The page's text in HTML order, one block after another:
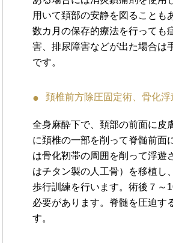
用いて頚部の安静を図ることも
数カ月の保存的療法を行っても
害、排尿障害などが出た場合は
です。
頚椎前方除圧固定術、骨化浮
全身麻酔下で、頚部の前面に皮
に頚椎の一部を削って脊髄前面
は骨化靭帯の周囲を削って浮遊
はチタン製の人工骨）を移植し
歩行訓練を行います。術後７～
必要があります。脊髄を圧迫す
す。